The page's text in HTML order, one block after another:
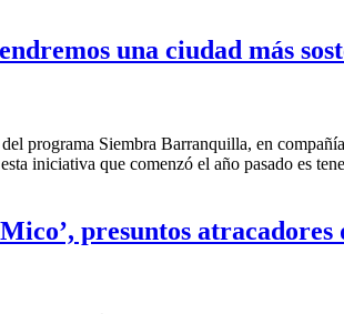
una ciudad más
programa Siembra Barranquilla, en
iniciativa que comenzó el año pasado es
presuntos atracadores